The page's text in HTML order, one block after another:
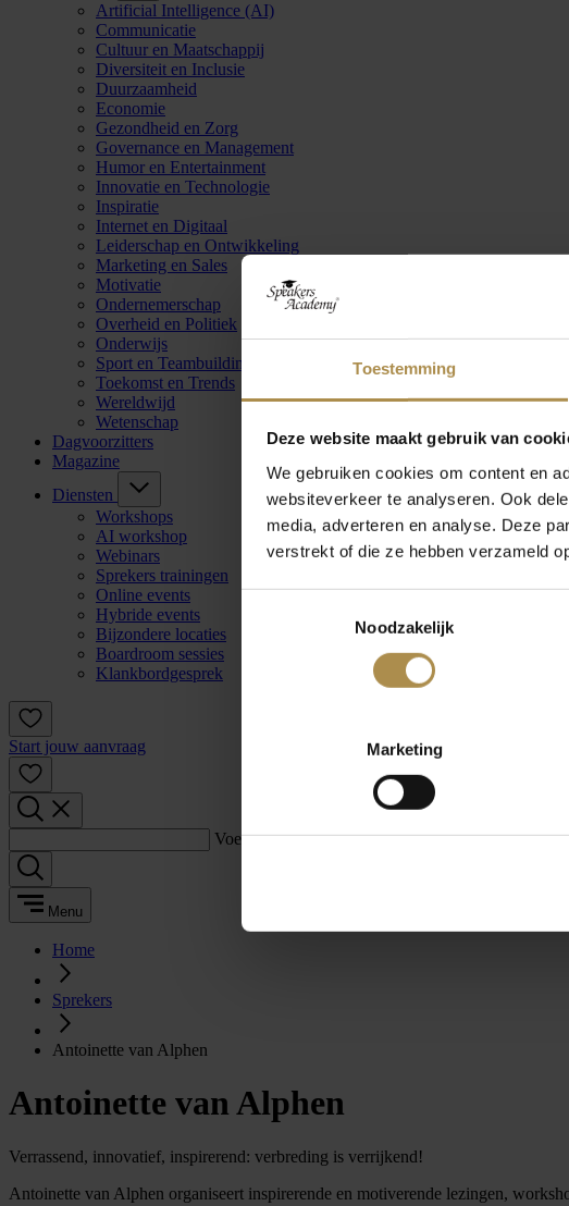
Toestemming
Deze website maakt gebruik van
We gebruiken cookies om content en
websiteverkeer te analyseren. Ook
media, adverteren en analyse. Deze
verstrekt of die ze hebben verzameld
Noodzakelijk
Marketing
Artificial Intelligence (AI)
Communicatie
Cultuur en Maatschappij
Diversiteit en Inclusie
Duurzaamheid
Economie
Gezondheid en Zorg
Governance en Management
Humor en Entertainment
Innovatie en Technologie
Inspiratie
Internet en Digitaal
Leiderschap en Ontwikkeling
Marketing en Sales
Motivatie
Ondernemerschap
Overheid en Politiek
Onderwijs
Sport en Teambuilding
Toekomst en Trends
Wereldwijd
Wetenschap
Dagvoorzitters
Magazine
Diensten
Workshops
AI workshop
Webinars
Sprekers trainingen
Online events
Hybride events
Bijzondere locaties
Boardroom sessies
Klankbordgesprek
Start jouw aanvraag
Voer een zoekterm in:
Menu
Home
Sprekers
Antoinette van Alphen
Antoinette van Alphen
Verrassend, innovatief, inspirerend: verbreding is verrijkend!
Antoinette van Alphen organiseert inspirerende en motiverende lezingen,